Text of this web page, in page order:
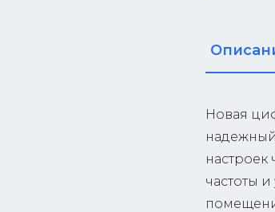
Новая
надежный
частоты